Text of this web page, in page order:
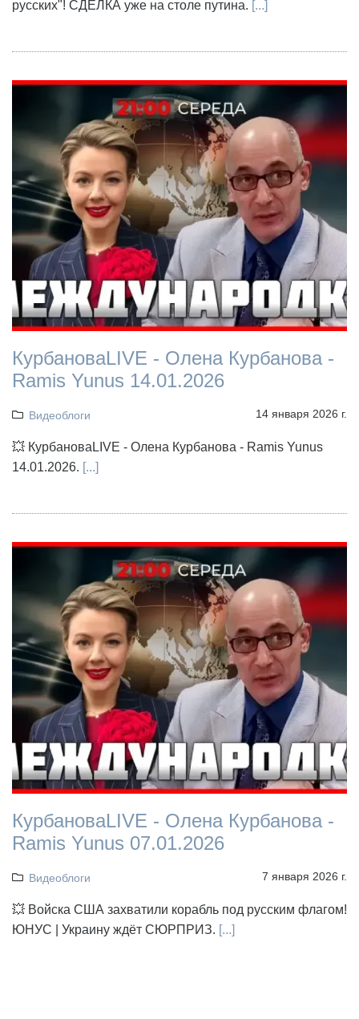
русских"! СДЕЛКА уже на столе путина. [...]
КурбановаLIVE - Олена Курбанова -
Ramis Yunus 14.01.2026
Видеоблоги 14 января 2026 г.
💥 КурбановаLIVE - Олена Курбанова - Ramis Yunus
14.01.2026. [...]
КурбановаLIVE - Олена Курбанова -
Ramis Yunus 07.01.2026
Видеоблоги 7 января 2026 г.
💥 Войска США захватили корабль под русским флагом!
ЮНУС | Украину ждёт СЮРПРИЗ. [...]